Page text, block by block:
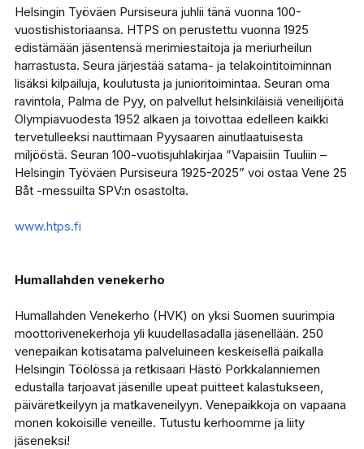
Helsingin Työväen Pursiseura juhlii tänä vuonna 100-
vuostishistoriaansa. HTPS on perustettu vuonna 1925
edistämään jäsentensä merimiestaitoja ja meriurheilun
harrastusta. Seura järjestää satama- ja telakointitoiminnan
lisäksi kilpailuja, koulutusta ja junioritoimintaa. Seuran oma
ravintola, Palma de Pyy, on palvellut helsinkiläisiä veneilijöitä
Olympiavuodesta 1952 alkaen ja toivottaa edelleen kaikki
tervetulleeksi nauttimaan Pyysaaren ainutlaatuisesta
miljööstä. Seuran 100-vuotisjuhlakirjaa ”Vapaisiin Tuuliin –
Helsingin Työväen Pursiseura 1925-2025” voi ostaa Vene 25
Båt -messuilta SPV:n osastolta.
www.htps.fi
Humallahden venekerho
Humallahden Venekerho (HVK) on yksi Suomen suurimpia
moottorivenekerhoja yli kuudellasadalla jäsenellään. 250
venepaikan kotisatama palveluineen keskeisellä paikalla
Helsingin Töölössä ja retkisaari Hästö Porkkalanniemen
edustalla tarjoavat jäsenille upeat puitteet kalastukseen,
päiväretkeilyyn ja matkaveneilyyn. Venepaikkoja on vapaana
monen kokoisille veneille. Tutustu kerhoomme ja liity
jäseneksi!